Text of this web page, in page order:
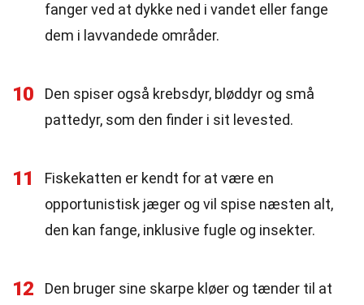
fanger ved at dykke ned i vandet eller fange
dem i lavvandede områder.
10
Den spiser også krebsdyr, bløddyr og små
pattedyr, som den finder i sit levested.
11
Fiskekatten er kendt for at være en
opportunistisk jæger og vil spise næsten alt,
den kan fange, inklusive fugle og insekter.
12
Den bruger sine skarpe kløer og tænder til at